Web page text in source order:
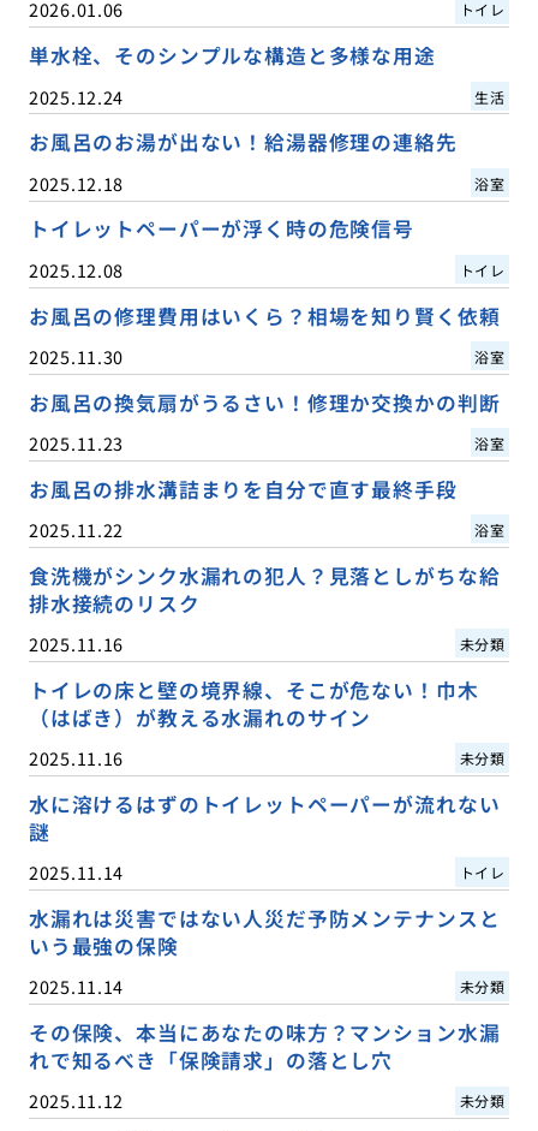
2026.01.06 トイレ
単水栓、そのシンプルな構造と多様な用途
2025.12.24 生活
お風呂のお湯が出ない！給湯器修理の連絡先
2025.12.18 浴室
トイレットペーパーが浮く時の危険信号
2025.12.08 トイレ
お風呂の修理費用はいくら？相場を知り賢く依頼
2025.11.30 浴室
お風呂の換気扇がうるさい！修理か交換かの判断
2025.11.23 浴室
お風呂の排水溝詰まりを自分で直す最終手段
2025.11.22 浴室
食洗機がシンク水漏れの犯人？見落としがちな給
排水接続のリスク
2025.11.16 未分類
トイレの床と壁の境界線、そこが危ない！巾木
（はばき）が教える水漏れのサイン
2025.11.16 未分類
水に溶けるはずのトイレットペーパーが流れない
謎
2025.11.14 トイレ
水漏れは災害ではない人災だ予防メンテナンスと
いう最強の保険
2025.11.14 未分類
その保険、本当にあなたの味方？マンション水漏
れで知るべき「保険請求」の落とし穴
2025.11.12 未分類